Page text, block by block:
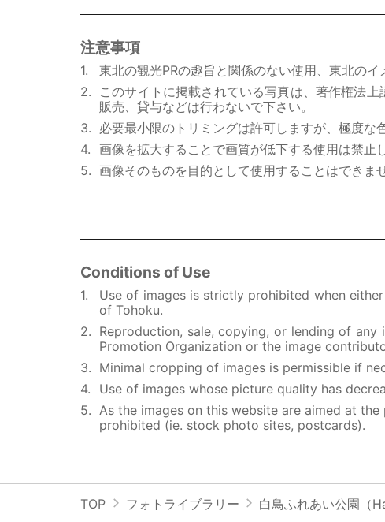
注意事項
東北の観光PRの趣旨と関係のない使用、東北のイ
このサイトに掲載されている写真は、著作権法
販売、貸与などは行わないで下さい。
必要最小限のトリミングは許可しますが、極度な
画像を拡大することで画質が低下する使用は禁止
画像そのものを目的として使用することはできま
Conditions of Use
Use of images is strictly prohibited when
of Tohoku.
Reproduction, sale, copying, or lending of
Promotion Organization or the image
Minimal cropping of images is permissible if
Use of images whose picture quality has
As the images on this website are aimed at
prohibited (ie. stock photo sites, postcards).
TOP フォトライブラリー 白鳥ふれあい公園